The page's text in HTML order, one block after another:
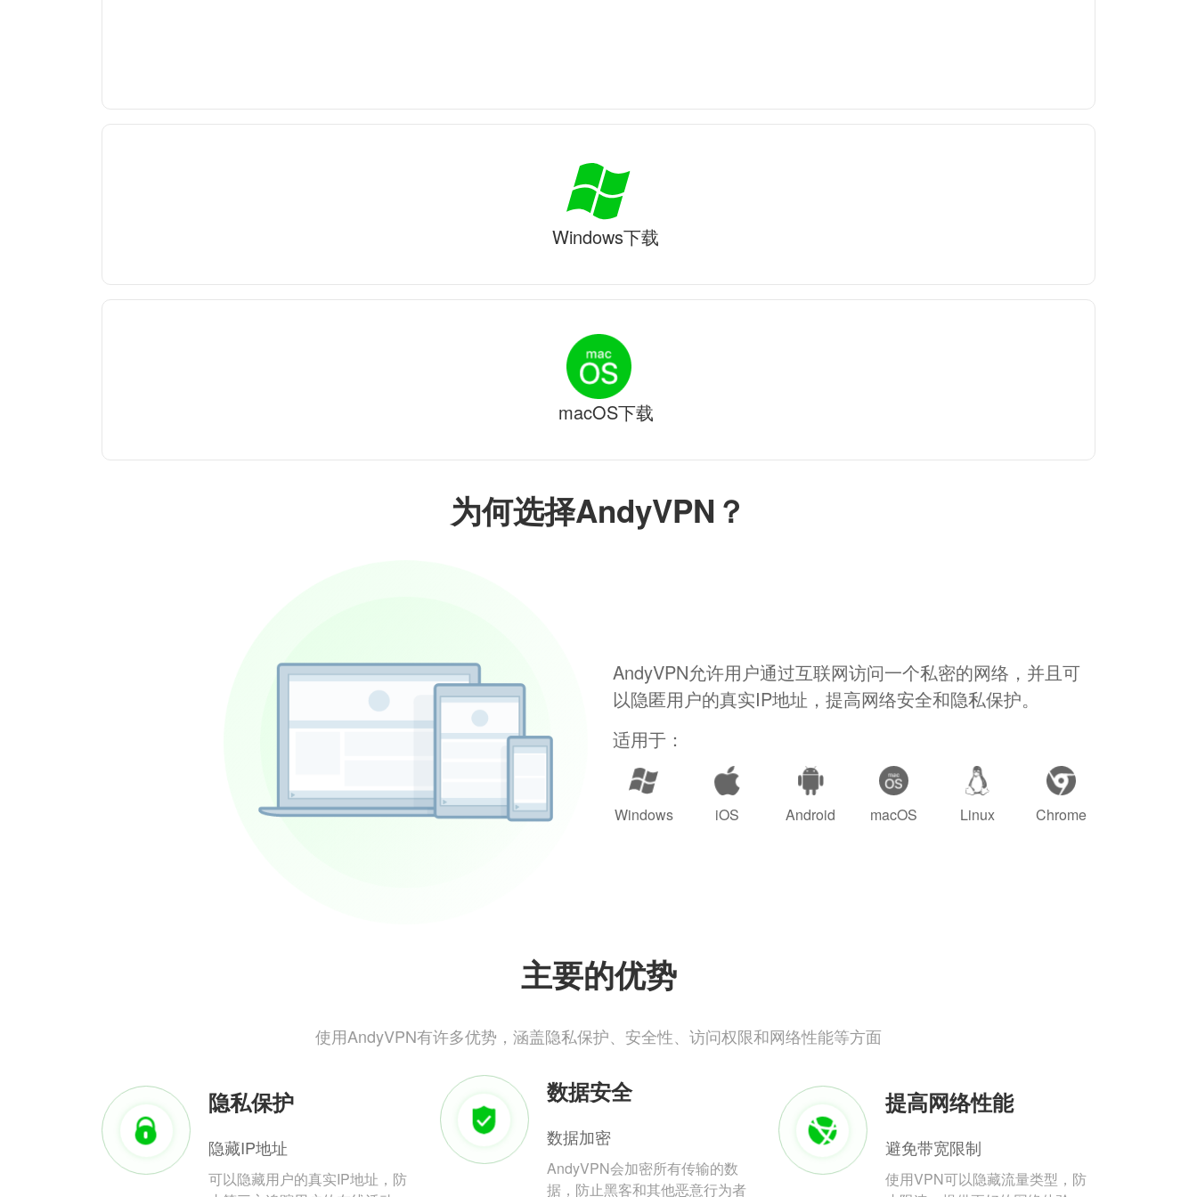
为何选择AndyVPN？
AndyVPN允许用户通过互联网访问一个私密的网络，并且可
以隐匿用户的真实IP地址，提高网络安全和隐私保护。
适用于：
Windows iOS Android macOS Linux Chrome
主要的优势
使用AndyVPN有许多优势，涵盖隐私保护、安全性、访问权限和网络性能等方面
隐私保护
隐藏IP地址
可以隐藏用户的真实IP地址，防
数据安全
数据加密
AndyVPN会加密所有传输的数
据，防止黑客和其他恶意行为者
提高网络性能
避免带宽限制
使用VPN可以隐藏流量类型，防
Windows下载
macOS下载